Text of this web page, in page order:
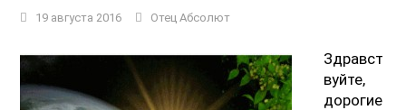
19 августа 2016 Отец Абсолют
Здравст
вуйте,
дорогие